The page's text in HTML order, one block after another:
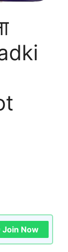
Join Now